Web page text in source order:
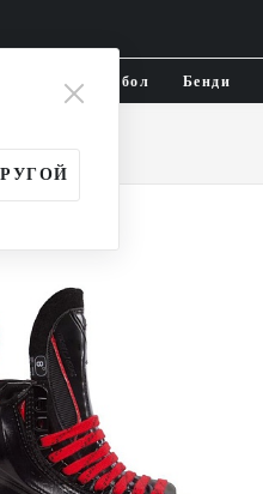
Флорбол Бенди
(JR)